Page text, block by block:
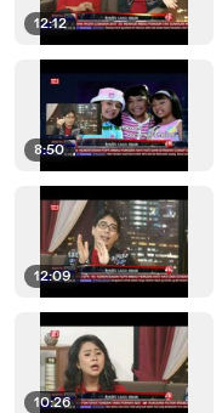
12:12
8:50
12:09
10:26